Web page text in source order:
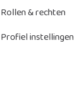
Rollen & rechten
Profiel instellingen